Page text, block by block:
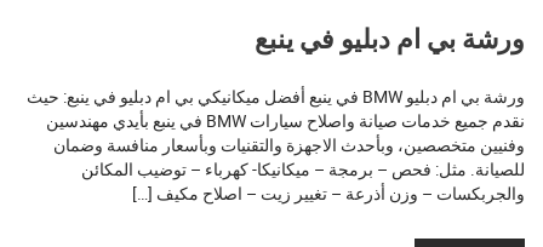
ورشة بي ام دبليو في ينبع
ورشة بي ام دبليو BMW في ينبع أفضل ميكانيكي بي ام دبليو في ينبع: حيث
نقدم جميع خدمات صيانة واصلاح سيارات BMW في ينبع بأيدي مهندسين
وفنيين متخصصين، وبأحدث الاجهزة والتقنيات وبأسعار منافسة وضمان
للصيانة. مثل: فحص – برمجة – ميكانيكا- كهرباء – توضيب المكائن
والجربكسات – وزن أذرعة – تغيير زيت – اصلاح مكيف […]